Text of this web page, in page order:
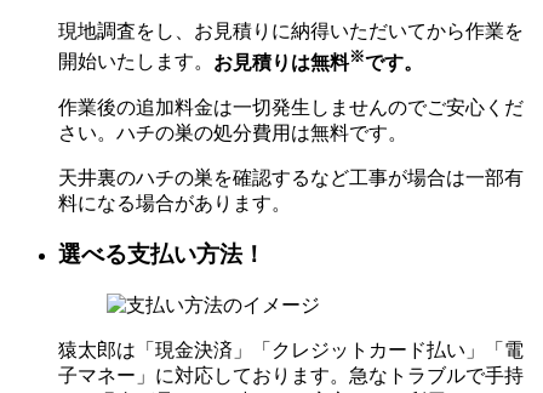
現地調査をし、お見積りに納得いただいてから作業を
開始いたします。 お見積りは無料※です。
作業後の追加料金は一切発生しませんのでご安心くだ
さい。ハチの巣の処分費用は無料です。
天井裏のハチの巣を確認するなど工事が場合は一部有
料になる場合があります。
選べる支払い方法！
猿太郎は「現金決済」「クレジットカード払い」「電
子マネー」に対応しております。急なトラブルで手持